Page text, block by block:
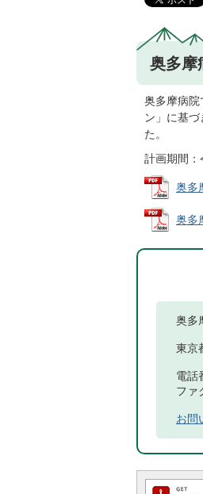
奥多摩
奥多摩病院
ン」に基
た。
計画期間：
奥多
奥多
奥多
東京
電話
ファ
お問